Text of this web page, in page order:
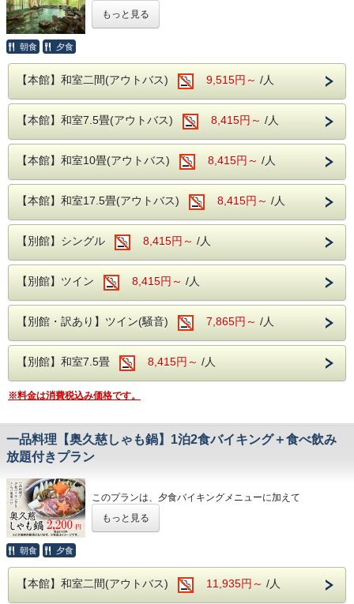
類の他に、さらに
放題となりセットでお楽しみいただけます！
大浴場は【大子温泉】となり、古くから美人
の湯とされた肌を滑らかにする、
PH8.75ナトリ
ウム-硫酸塩・塩化物温泉です！
ヌメヌメ感を体験してください。
観光や温泉を満喫した後は、みんなでゆったり過ごせる和の
空間で思い出に残るひとときをお過ごしください。
奥久慈館のある大子町周辺には、昭和レトロ
を感じられるロケ地として有名な上岡小学校
や昭和の学校給食が食べれるおやき学校など
ノスタルジックな施設が多くあり、たくさん
楽しめます。
また、日本三名瀑の【袋田の滝】や滝の裏側
がのぞける【月待の滝】など名所も数多くご
ざいます。
※近隣に、コンビニエンスストアがございま
す。
本プランご予約のお客様は、通常15時チェックインのとこ
※予約時、60歳以上の方を宿泊代表者にして頂きますよう
お願いいたします。
※宿泊当日は、受付の際に身分証明書の確認をさせていただ
きます。
※同行者（ご家族やご友人等）の方が60歳未満でもご利用
いただけます。
奥久慈館は
袋田の滝をはじめ、久慈川沿いの風光明媚な環境です。
4月中旬には桜、下旬から5月中旬に掛けては新緑が望めま
近隣には日本三名瀑の【袋田の滝】や滝の裏側がのぞける
ノスタルジックな佇まいから、数々のドラマや映画のロケ地
【旧上岡小学校】など名所も数多くございます。
大浴場は【大子温泉】となり、
古くから美人の湯とされた肌を滑らかにする、
PH8.75ナトリウム-硫酸塩・塩化物温泉です！
ヌメヌメ感を体験してください。
お食事は
和洋中の厳選した様々な料理を
お好きなものをお好きなだけ、お召し上がりがりいただける
ビュッフェスタイルとなります。
さらに
さらに、さらに
生ビールや日本酒の地酒までが飲み放題となりセットでお楽
しみいただけます！
もっと見る
朝食 夕食
【本館】和室二間(アウトバス) 9,515円～ /人
【本館】和室7.5畳(アウトバス) 8,415円～ /人
【本館】和室10畳(アウトバス) 8,415円～ /人
【本館】和室17.5畳(アウトバス) 8,415円～ /人
【別館】シングル 8,415円～ /人
【別館】ツイン 8,415円～ /人
【別館・訳あり】ツイン(騒音) 7,865円～ /人
【別館】和室7.5畳 8,415円～ /人
※料金は消費税込み価格です。
一品料理【奥久慈しゃも鍋】1泊2食バイキング＋食べ飲み
放題付きプラン
このプランは、夕食バイキングメニューに加えて
た。
奥久慈を代表する地元グルメ、【奥久慈しゃも鍋】をご堪能
もっと見る
朝食 夕食
【本館】和室二間(アウトバス) 11,935円～ /人